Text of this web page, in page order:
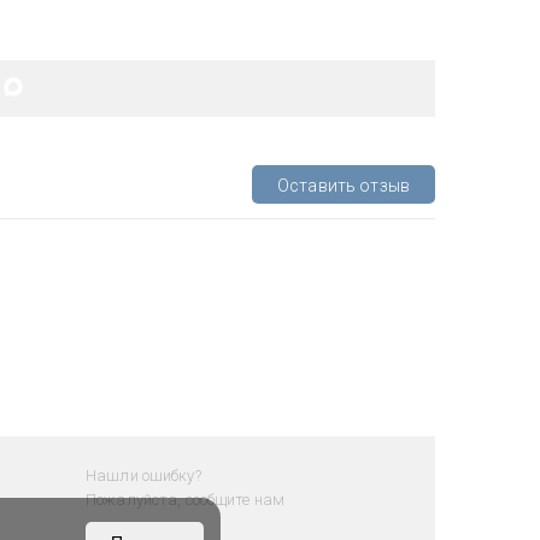
Оставить отзыв
Нашли ошибку?
Пожалуйста, сообщите нам